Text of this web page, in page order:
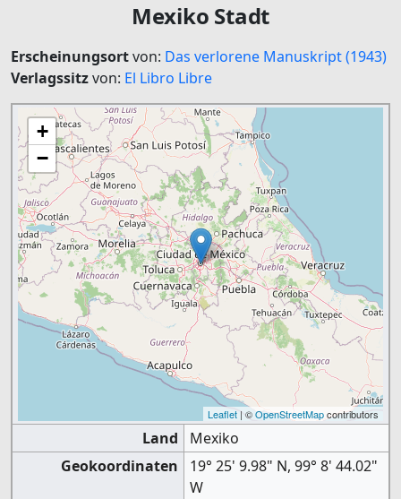
Mexiko Stadt
Erscheinungsortvon: Das verlorene Manuskript (1943)
Verlagssitzvon: El Libro Libre
+
−
Leaflet| ©OpenStreetMapcontributors
Land
Mexiko
Geokoordinaten
19° 25' 9.98" N, 99° 8' 44.02"
W